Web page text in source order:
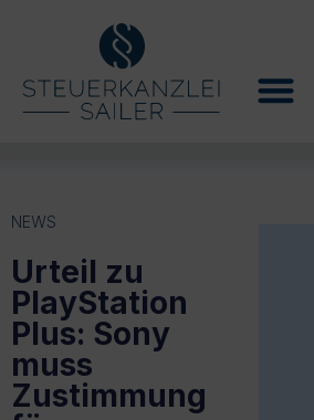
NEWS
Urteil zu
PlayStation
Plus: Sony
muss
Zustimmung